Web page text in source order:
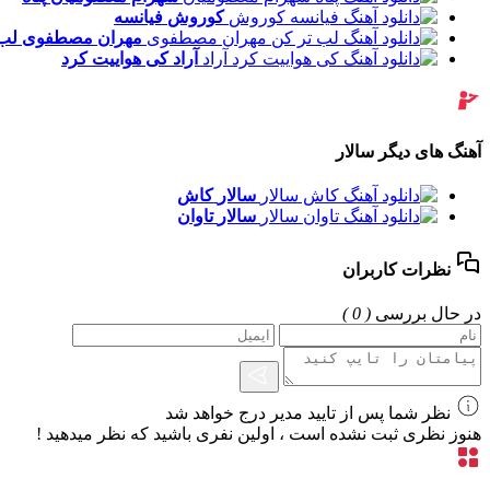
کوروش فیانسه
مهران مصطفوی
آراد کی هواییت کرد
آهنگ های دیگر سالار
سالار کاش
سالار تاوان
نظرات کاربران
در حال بررسی ( 0 )
نظر شما پس از تایید مدیر درج خواهد شد
هنوز نظری ثبت نشده است ، اولین نفری باشید که نظر میدهید !